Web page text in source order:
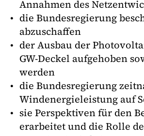
Annahmen des
die Bundesregierung
abzuschaffen
der Ausbau der
GW-Deckel aufgehoben
werden
die Bundesregierung
Windenergieleistung auf
sie Perspektiven für den
erarbeitet und die Rolle